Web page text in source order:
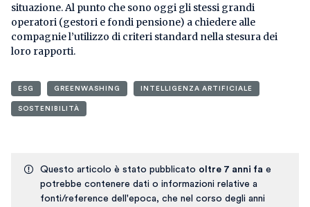
situazione. Al punto che sono oggi gli stessi grandi
operatori (gestori e fondi pensione) a chiedere alle
compagnie l’utilizzo di criteri standard nella stesura dei
loro rapporti.
ESG GREENWASHING INTELLIGENZA ARTIFICIALE
SOSTENIBILITÀ
Questo articolo è stato pubblicato oltre 7 anni fa e
potrebbe contenere dati o informazioni relative a
fonti/reference dell'epoca, che nel corso degli anni